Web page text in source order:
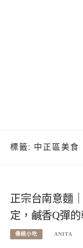
標籤: 中正區美食
正宗台南意麵
定，鹹香Q彈
傳統小吃 ANITA